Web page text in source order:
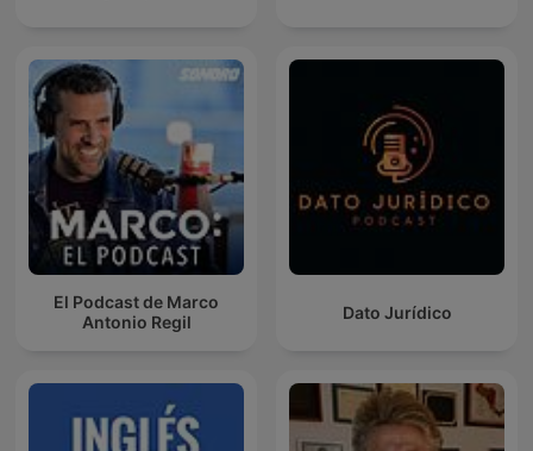
El Podcast de Marco
Antonio Regil
Dato Jurídico